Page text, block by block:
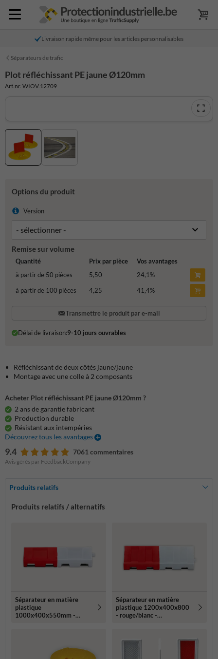
Livraison rapide même pour les articles personnalisables
Séparateurs de trafic
Plot réfléchissant PE jaune Ø120mm
Art.nr. WIOV.12709
Options du produit
Version
Remise sur volume
Quantité Prix par pièce
Vos avantages
à partir de 50 pièces
5,50 24,1%
à partir de 100 pièces
4,25 41,4%
Transmettre le produit par e-mail
Délai de livraison:9-10 jours ouvrables
Réfléchissant de deux côtés jaune/jaune
Montage avec une colle à 2 composants
Acheter Plot réfléchissant PE jaune Ø120mm ?
2 ans de garantie fabricant
Production durable
Résistant aux intempéries
Découvrez tous les avantages
9.4 7061 commentaires
Avis gérés par FeedbackCompany
Produits relatifs
Produits relatifs / alternatifs
Séparateur en matière
plastique
1000x400x550mm -
Séparateur en matière
plastique 1200x400x800
- rouge/blanc -